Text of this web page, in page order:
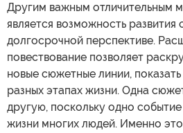
Другим важным отличительным
является возможность развития
долгосрочной перспективе.
повествование позволяет
новые сюжетные линии,
разных этапах жизни. Одна
другую, поскольку одно
жизни многих людей. Именно